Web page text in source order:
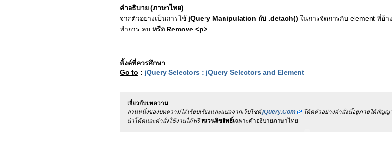
คำอธิบาย (ภาษาไทย)
จากตัวอย่างเป็นการใช้ jQuery Manipulation กับ .detach() ในการจัดการกับ element ที่อ้า
ทำการ ลบ หรือ Remove <p>
ลิ้งค์ที่ควรศึกษา
Go to : jQuery Selectors : jQuery Selectors and Element
เกี่ยวกับบทความ
ส่วนหนึ่งของบทความได้เรียบเรียงและแปลจากเว็บไซต์jQuery.Com โค้ดตัวอย่างคำสั่งนี้อยู่ภายใต้สัญ
นำโค้ดและคำสั่งใช้งานได้ฟรีสงวนลิขสิทธิ์เฉพาะคำอธิบายภาษาไทย